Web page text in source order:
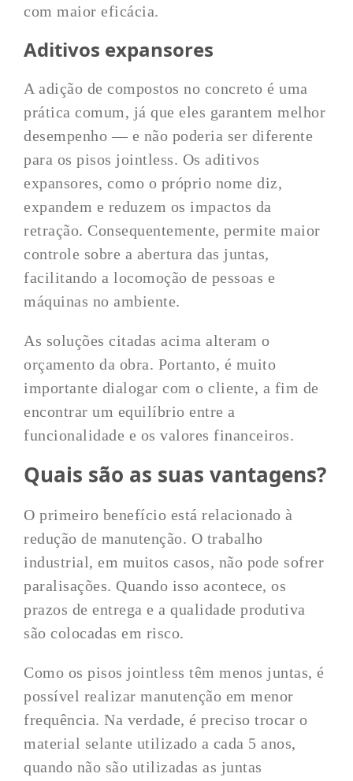
com maior eficácia.
Aditivos expansores
A adição de compostos no concreto é uma
prática comum, já que eles garantem melhor
desempenho — e não poderia ser diferente
para os pisos jointless. Os aditivos
expansores, como o próprio nome diz,
expandem e reduzem os impactos da
retração. Consequentemente, permite maior
controle sobre a abertura das juntas,
facilitando a locomoção de pessoas e
máquinas no ambiente.
As soluções citadas acima alteram o
orçamento da obra. Portanto, é muito
importante dialogar com o cliente, a fim de
encontrar um equilíbrio entre a
funcionalidade e os valores financeiros.
Quais são as suas vantagens?
O primeiro benefício está relacionado à
redução de manutenção. O trabalho
industrial, em muitos casos, não pode sofrer
paralisações. Quando isso acontece, os
prazos de entrega e a qualidade produtiva
são colocadas em risco.
Como os pisos jointless têm menos juntas, é
possível realizar manutenção em menor
frequência. Na verdade, é preciso trocar o
material selante utilizado a cada 5 anos,
quando não são utilizadas as juntas